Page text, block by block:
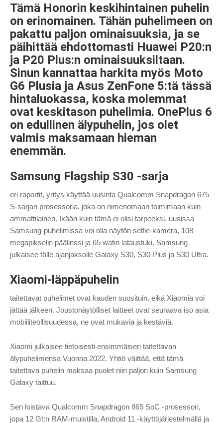
Tämä Honorin keskihintainen puhelin
on erinomainen. Tähän puhelimeen on
pakattu paljon ominaisuuksia, ja se
päihittää ehdottomasti Huawei P20:n
ja P20 Plus:n ominaisuuksiltaan.
Sinun kannattaa harkita myös Moto
G6 Plusia ja Asus ZenFone 5:tä tässä
hintaluokassa, koska molemmat
ovat keskitason puhelimia. OnePlus 6
on edullinen älypuhelin, jos olet
valmis maksamaan hieman
enemmän.
Samsung Flagship S30 -sarja
eri raportit, yritys käyttää uusinta Qualcomm Snapdragon 675
S-sarjan prosessoria, joka on nimenomaan toimimaan kuin
ammattilainen. Ikään kuin tämä ei olisi tarpeeksi, uusissa
Samsung-puhelimissa voi olla näytön selfie-kamera, 108
megapikselin päälinssi ja 65 watin lataustuki. Samsung
julkaisee tälle ajanjaksolle Galaxy S30, S30 Plus ja S30 Ultra.
Xiaomi-läppäpuhelin
taitettavat puhelimet ovat kauden suosituin, eikä Xiaomia voi
jättää jälkeen. Joustonäytölliset laitteet ovat seuraava iso asia
mobiiliteollisuudessa, ne ovat mukavia ja kestäviä.
Xiaomi julkaisee tietoisesti ensimmäisen taitettavan
älypuhelimensa Vuonna 2022. Yhtiö väittää, että tämä
taitettava puhelin maksaa puolet niin paljon kuin Samsung
Galaxy taittuu.
Sen loistava Qualcomm Snapdragon 865 SoC -prosessori,
jopa 12 Gt:n RAM-muistilla, Android 11 -käyttöjärjestelmällä ja